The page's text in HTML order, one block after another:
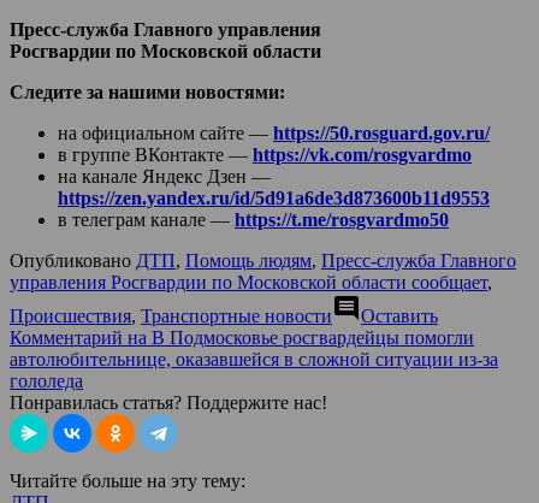
Пресс-служба Главного управления
Росгвардии по Московской области
Следите за нашими новостями:
на официальном сайте — https://50.rosguard.gov.ru/
в группе ВКонтакте — https://vk.com/rosgvardmo
на канале Яндекс Дзен —
https://zen.yandex.ru/id/5d91a6de3d873600b11d9553
в телеграм канале — https://t.me/rosgvardmo50
Опубликовано ДТП, Помощь людям, Пресс-служба Главного
управления Росгвардии по Московской области сообщает,
Происшествия, Транспортные новостиcomment Оставить
Комментарий на В Подмосковье росгвардейцы помогли
автолюбительнице, оказавшейся в сложной ситуации из-за
гололеда
Понравилась статья? Поддержите нас!
Читайте больше на эту тему: